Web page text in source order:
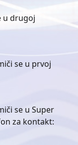
u drugoj
se u prvoj
se u Super
za kontakt: